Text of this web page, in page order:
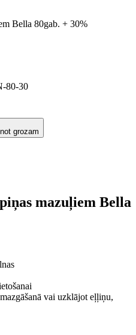
Bella 80gab. + 30%
80-30
grozam
mazuļiem Bella
vai uzklājot eļļiņu,